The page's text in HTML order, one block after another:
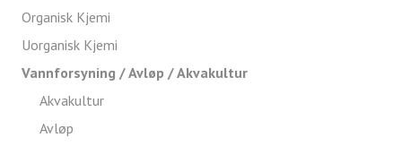
Organisk Kjemi
Uorganisk Kjemi
Vannforsyning / Avløp / Akvakultur
Akvakultur
Avløp